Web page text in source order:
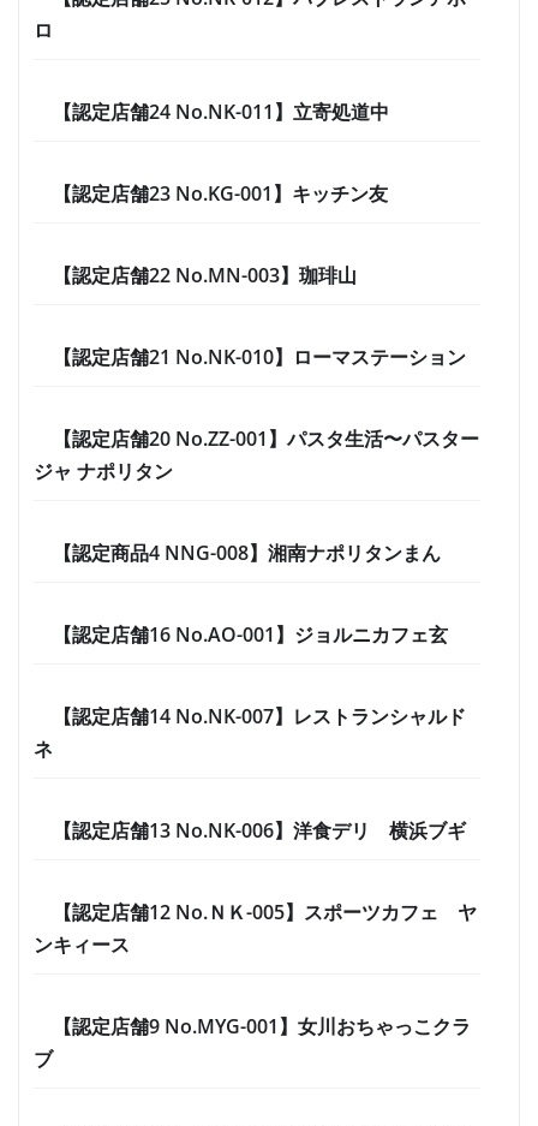
ロ
【認定店舗24 No.NK-011】立寄処道中
【認定店舗23 No.KG-001】キッチン友
【認定店舗22 No.MN-003】珈琲山
【認定店舗21 No.NK-010】ローマステーション
【認定店舗20 No.ZZ-001】パスタ生活〜パスター
ジャ ナポリタン
【認定商品4 NNG-008】湘南ナポリタンまん
【認定店舗16 No.AO-001】ジョルニカフェ玄
【認定店舗14 No.NK-007】レストランシャルド
ネ
【認定店舗13 No.NK-006】洋食デリ 横浜ブギ
【認定店舗12 No.ＮＫ-005】スポーツカフェ ヤ
ンキィース
【認定店舗9 No.MYG-001】女川おちゃっこクラ
ブ